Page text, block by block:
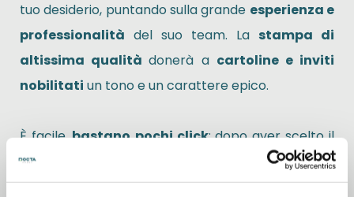
tuo desiderio, puntando sulla grande esperienza e
professionalità del suo team. La stampa di
altissima qualitàdonerà a cartoline e inviti
nobilitati un tono e un carattere epico.
È facile,bastano pochi click: dopo aver scelto il
formato, la grammatura, la stampa fronte-retro e
il numero di copie, aggiungi dati e logo nel